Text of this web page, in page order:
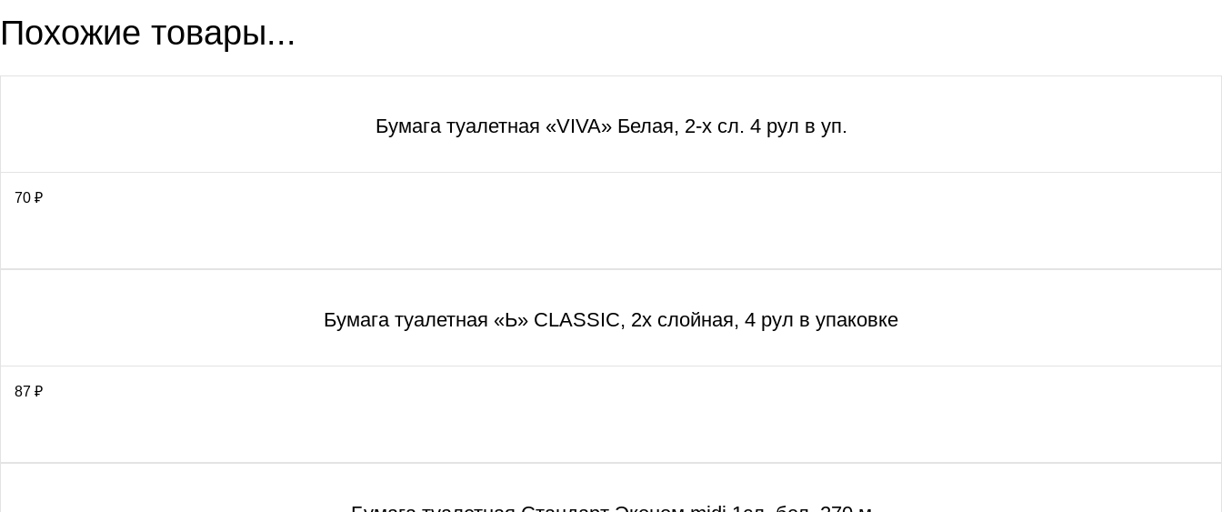
Похожие товары...
Бумага туалетная «VIVA» Белая, 2-х сл. 4 рул в уп.
70 ₽
Бумага туалетная «Ь» CLASSIC, 2х слойная, 4 рул в упаковке
87 ₽